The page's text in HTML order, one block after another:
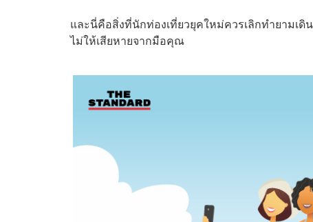
และนี่คือสิ่งที่นักท่องเที่ยวยุคใหม่ควรเลิกทำยามเ
ไม่ให้เสียหายจากมือคุณ